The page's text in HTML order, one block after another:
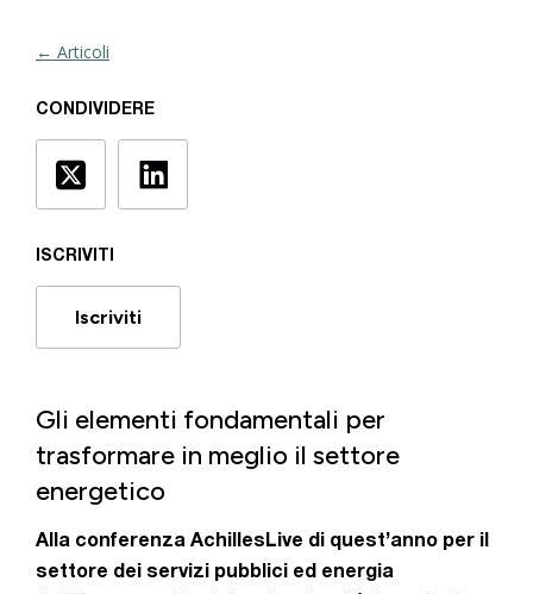
← Articoli
CONDIVIDERE
ISCRIVITI
Iscriviti
Gli elementi fondamentali per
trasformare in meglio il settore
energetico
Alla conferenza AchillesLive di quest’anno per il
settore dei servizi pubblici ed energia